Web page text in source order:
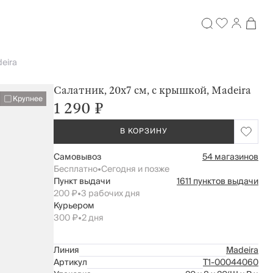
Крупнее
Салатник, 20х7 см, с крышкой, Madeira
1 290 ₽
В КОРЗИНУ
Самовывоз
54 магазинов
Бесплатно•Сегодня и позже
Пункт выдачи
1611 пунктов выдачи
200 ₽•3 рабочих дня
Курьером
300 ₽•2 дня
Линия
Madeira
Артикул
Т1-00044060